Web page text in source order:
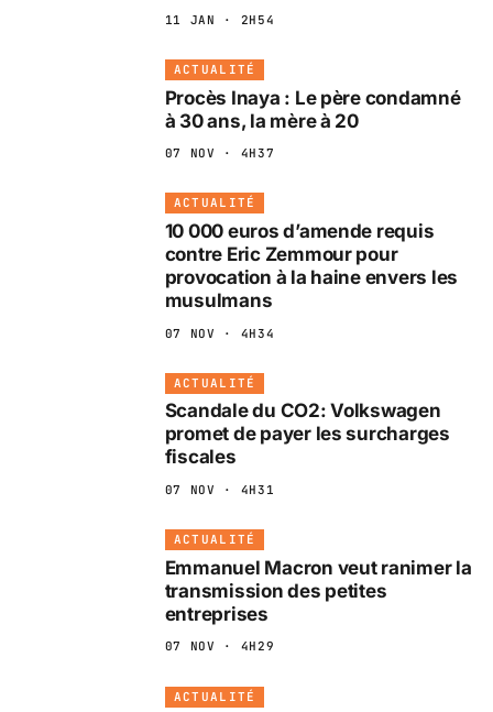
11 JAN · 2H54
ACTUALITÉ
Procès Inaya : Le père condamné
à 30 ans, la mère à 20
07 NOV · 4H37
ACTUALITÉ
10 000 euros d’amende requis
contre Eric Zemmour pour
provocation à la haine envers les
musulmans
07 NOV · 4H34
ACTUALITÉ
Scandale du CO2: Volkswagen
promet de payer les surcharges
fiscales
07 NOV · 4H31
ACTUALITÉ
Emmanuel Macron veut ranimer la
transmission des petites
entreprises
07 NOV · 4H29
ACTUALITÉ